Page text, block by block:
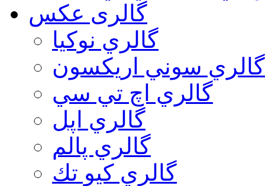
گالری عکس
گالري نوكيا
گالري سوني اريكسون
گالري اچ تي سي
گالري اپل
گالري پالم
گالري كيو تك